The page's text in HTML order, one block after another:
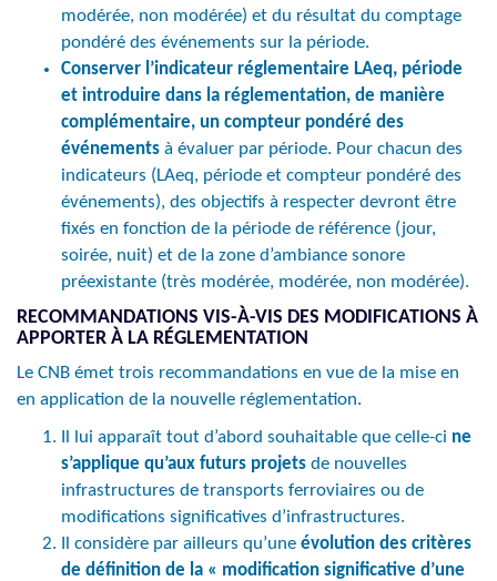
modérée, non modérée) et du résultat du comptage
pondéré des événements sur la période.
Conserver l’indicateur réglementaire LAeq, période
et introduire dans la réglementation, de manière
complémentaire, un compteur pondéré des
événements à évaluer par période. Pour chacun des
indicateurs (LAeq, période et compteur pondéré des
événements), des objectifs à respecter devront être
fixés en fonction de la période de référence (jour,
soirée, nuit) et de la zone d’ambiance sonore
préexistante (très modérée, modérée, non modérée).
RECOMMANDATIONS VIS-À-VIS DES MODIFICATIONS À
APPORTER À LA RÉGLEMENTATION
Le CNB émet trois recommandations en vue de la mise en
en application de la nouvelle réglementation.
Il lui apparaît tout d’abord souhaitable que celle-ci ne
s’applique qu’aux futurs projets de nouvelles
infrastructures de transports ferroviaires ou de
modifications significatives d’infrastructures.
Il considère par ailleurs qu’une évolution des critères
de définition de la « modification significative d’une